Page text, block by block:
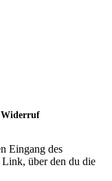
Widerruf
Eingang des
über den du die